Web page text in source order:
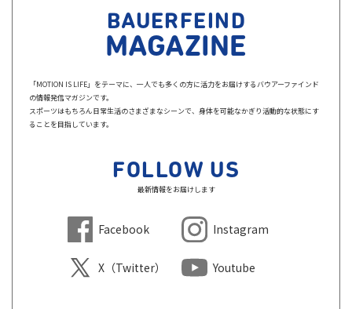
BAUERFEIND
MAGAZINE
「MOTION IS LIFE」をテーマに、一人でも多くの方に活力をお届けするバウアーファインド
の情報発信マガジンです。
スポーツはもちろん日常生活のさまざまなシーンで、身体を可能なかぎり活動的な状態にす
ることを目指しています。
FOLLOW US
最新情報をお届けします
Facebook Instagram
X（Twitter） Youtube